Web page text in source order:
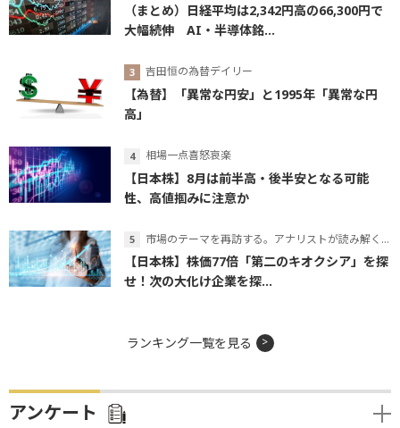
（まとめ）日経平均は2,342円高の66,300円で
大幅続伸 AI・半導体銘...
吉田恒の為替デイリー
【為替】「異常な円安」と1995年「異常な円
高」
相場一点喜怒哀楽
【日本株】8月は前半高・後半安となる可能
性、高値掴みに注意か
市場のテーマを再訪する。アナリストが読み解くテーマの本質
【日本株】株価77倍「第二のキオクシア」を探
せ！次の大化け企業を探...
ランキング一覧を見る
アンケート